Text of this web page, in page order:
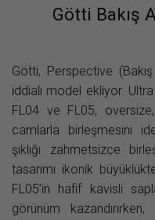
Götti Bakış
Götti, Perspective
iddialı model ekliyor.
FL04 ve FL05,
camlarla birleşmesini
şıklığı zahmetsizce
tasarımı ikonik
FL05’in hafif kavisli
görünüm